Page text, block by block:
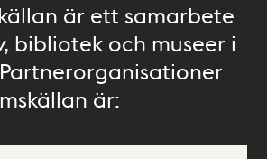
är ett samarbete
bibliotek och museer i
är: